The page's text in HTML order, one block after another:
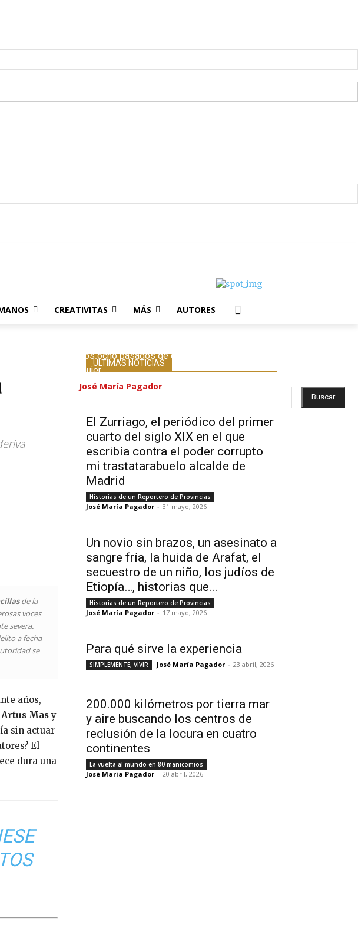
CREATIVITAS MÁS AUTORES
de la
voces
severa.
a fecha
se
años,
Artus Masy
sin actuar
El
dura una
ÚLTIMAS NOTICIAS
Los ocho pasados de cada hombre y de cada
mujer
José María Pagador
El Zurriago, el periódico del primer
cuarto del siglo XIX en el que
escribía contra el poder corrupto
mi trastatarabuelo alcalde de
Madrid
Historias de un Reportero de Provincias
José María Pagador - 31 mayo, 2026
Un novio sin brazos, un asesinato a
sangre fría, la huida de Arafat, el
secuestro de un niño, los judíos de
Etiopía…, historias que...
Historias de un Reportero de Provincias
José María Pagador - 17 mayo, 2026
Para qué sirve la experiencia
SIMPLEMENTE, VIVIR José María Pagador - 23 abril, 2026
200.000 kilómetros por tierra mar
y aire buscando los centros de
reclusión de la locura en cuatro
continentes
La vuelta al mundo en 80 manicomios
José María Pagador - 20 abril, 2026
Buscar